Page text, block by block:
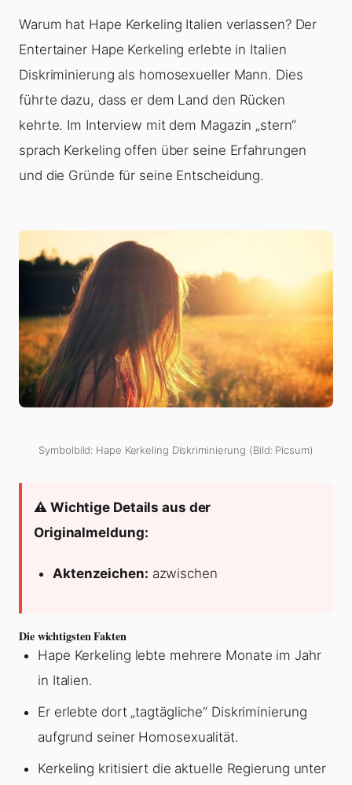
Warum hat Hape Kerkeling Italien verlassen? Der
Entertainer Hape Kerkeling erlebte in Italien
Diskriminierung als homosexueller Mann. Dies
führte dazu, dass er dem Land den Rücken
kehrte. Im Interview mit dem Magazin „stern“
sprach Kerkeling offen über seine Erfahrungen
und die Gründe für seine Entscheidung.
Symbolbild: Hape Kerkeling Diskriminierung (Bild: Picsum)
⚠️ Wichtige Details aus der
Originalmeldung:
Aktenzeichen: azwischen
Die wichtigsten Fakten
Hape Kerkeling lebte mehrere Monate im Jahr
in Italien.
Er erlebte dort „tagtägliche“ Diskriminierung
aufgrund seiner Homosexualität.
Kerkeling kritisiert die aktuelle Regierung unter